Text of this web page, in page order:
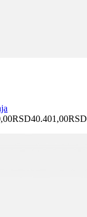
RSD40.401,00RSD